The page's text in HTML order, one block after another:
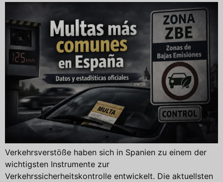
Verkehrsverstöße haben sich in Spanien zu einem der
wichtigsten Instrumente zur
Verkehrssicherheitskontrolle entwickelt. Die aktuellsten